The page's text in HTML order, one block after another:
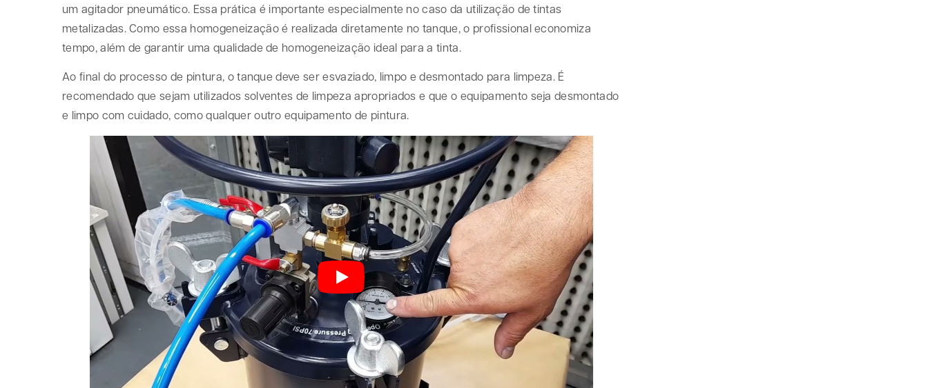
um agitador pneumático. Essa prática é importante especialmente no caso da utilização de tintas
metalizadas. Como essa homogeneização é realizada diretamente no tanque, o profissional economiza
tempo, além de garantir uma qualidade de homogeneização ideal para a tinta.
Ao final do processo de pintura, o tanque deve ser esvaziado, limpo e desmontado para limpeza. É
recomendado que sejam utilizados solventes de limpeza apropriados e que o equipamento seja desmontado
e limpo com cuidado, como qualquer outro equipamento de pintura.